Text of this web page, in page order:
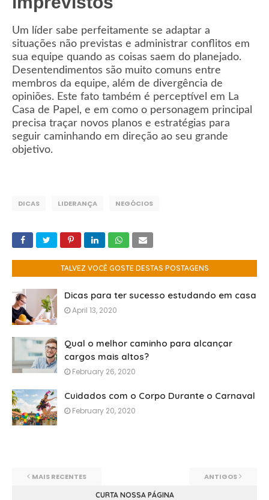
Um líder sabe perfeitamente se adaptar a
situações não previstas e administrar conflitos em
sua equipe quando as coisas saem do planejado.
Desentendimentos são muito comuns entre
membros da equipe, além de divergência de
opiniões. Este fato também é perceptível em La
Casa de Papel, e em como o personagem principal
precisa traçar novos planos e estratégias para
seguir caminhando em direção ao seu grande
objetivo.
DICAS LIDERANÇA NEGÓCIOS
TALVEZ VOCÊ GOSTE DESTAS POSTAGENS
Dicas para ter sucesso estudando em casa
April 13, 2020
Qual o melhor caminho para alcançar
cargos mais altos?
February 26, 2020
Cuidados com o Corpo Durante o Carnaval
February 20, 2020
MAIS RECENTES ANTIGOS
CURTA NOSSA PÁGINA